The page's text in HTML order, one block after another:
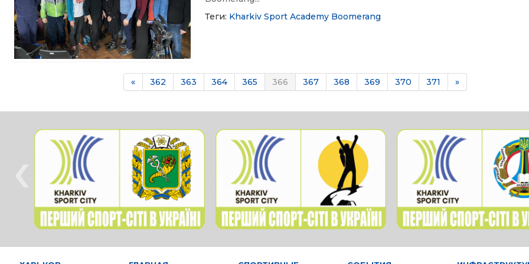
Теги: Kharkiv Sport Academy Boomerang
« 362 363 364 365 366 367 368 369 370 371 »